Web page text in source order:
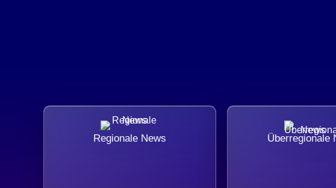
Regionale News Überregionale